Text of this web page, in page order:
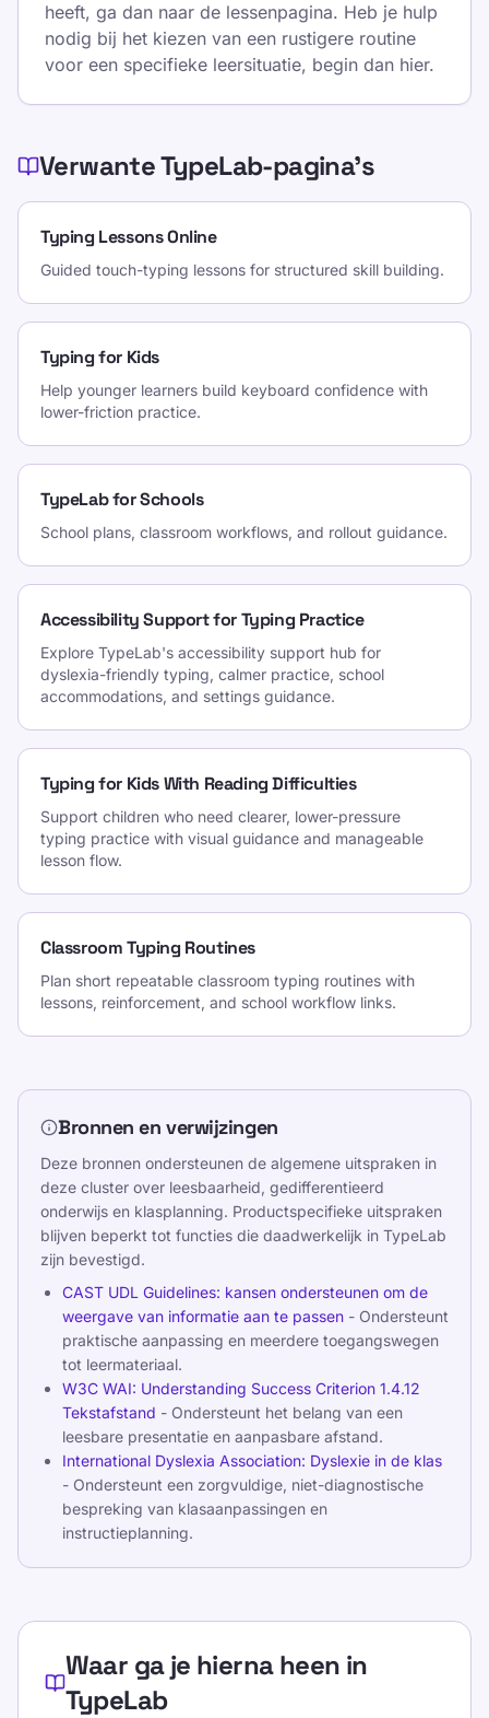
heeft, ga dan naar de lessenpagina. Heb je hulp
nodig bij het kiezen van een rustigere routine
voor een specifieke leersituatie, begin dan hier.
Verwante TypeLab-pagina’s
Typing Lessons Online
Guided touch-typing lessons for structured skill building.
Typing for Kids
Help younger learners build keyboard confidence with
lower-friction practice.
TypeLab for Schools
School plans, classroom workflows, and rollout guidance.
Accessibility Support for Typing Practice
Explore TypeLab's accessibility support hub for
dyslexia-friendly typing, calmer practice, school
accommodations, and settings guidance.
Typing for Kids With Reading Difficulties
Support children who need clearer, lower-pressure
typing practice with visual guidance and manageable
lesson flow.
Classroom Typing Routines
Plan short repeatable classroom typing routines with
lessons, reinforcement, and school workflow links.
Bronnen en verwijzingen
Deze bronnen ondersteunen de algemene uitspraken in
deze cluster over leesbaarheid, gedifferentieerd
onderwijs en klasplanning. Productspecifieke uitspraken
blijven beperkt tot functies die daadwerkelijk in TypeLab
zijn bevestigd.
CAST UDL Guidelines: kansen ondersteunen om de
weergave van informatie aan te passen - Ondersteunt
praktische aanpassing en meerdere toegangswegen
tot leermateriaal.
W3C WAI: Understanding Success Criterion 1.4.12
Tekstafstand - Ondersteunt het belang van een
leesbare presentatie en aanpasbare afstand.
International Dyslexia Association: Dyslexie in de klas
- Ondersteunt een zorgvuldige, niet-diagnostische
bespreking van klasaanpassingen en
instructieplanning.
Waar ga je hierna heen in
TypeLab